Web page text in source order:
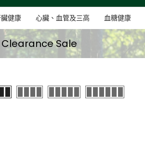
健康 心臟、血管及三高 血糖健康
Clearance Sale